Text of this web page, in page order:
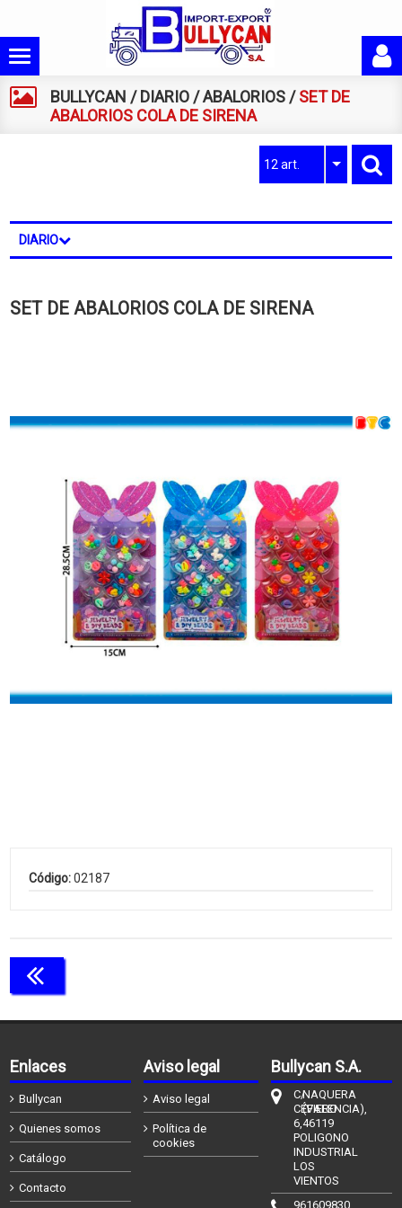
BULLYCAN / DIARIO /ABALORIOS /SET DE
ABALORIOS COLA DE SIRENA
12 art.
DIARIO
SET DE ABALORIOS COLA DE SIRENA
Código:02187
Enlaces
Bullycan
Quienes somos
Catálogo
Contacto
Aviso legal
Aviso legal
Política de
cookies
Bullycan S.A.
C/
CÉFIERO
6,
POLIGONO
INDUSTRIAL
LOS
VIENTOS
NAQUERA
(VALENCIA),
46119
961609830